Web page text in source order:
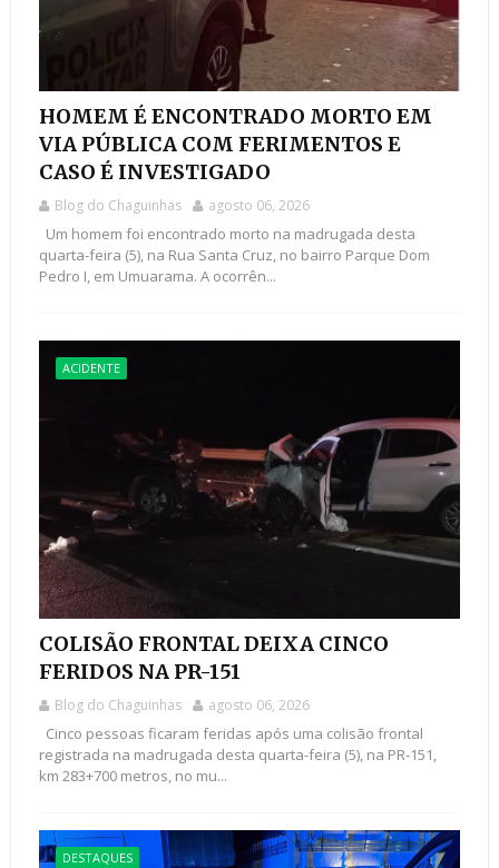
HOMEM É ENCONTRADO MORTO EM
VIA PÚBLICA COM FERIMENTOS E
CASO É INVESTIGADO
Blog do Chaguinhas agosto 06, 2026
Um homem foi encontrado morto na madrugada desta
quarta-feira (5), na Rua Santa Cruz, no bairro Parque Dom
Pedro I, em Umuarama. A ocorrên...
ACIDENTE
COLISÃO FRONTAL DEIXA CINCO
FERIDOS NA PR-151
Blog do Chaguinhas agosto 06, 2026
Cinco pessoas ficaram feridas após uma colisão frontal
registrada na madrugada desta quarta-feira (5), na PR-151,
km 283+700 metros, no mu...
DESTAQUES